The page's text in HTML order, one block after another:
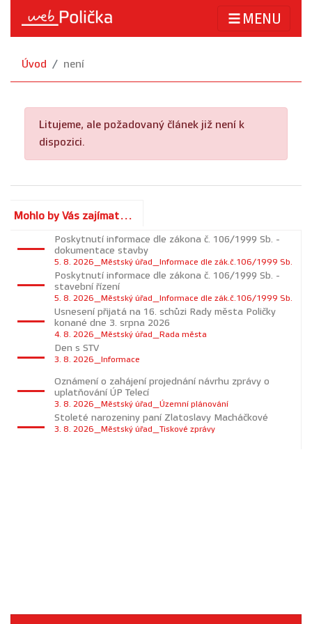
MENU
Úvod není
Litujeme, ale požadovaný článek již není k
dispozici.
Mohlo by Vás zajímat...
Poskytnutí informace dle zákona č. 106/1999 Sb. -
dokumentace stavby
5. 8. 2026_Městský úřad_Informace dle zák.č.106/1999 Sb.
Poskytnutí informace dle zákona č. 106/1999 Sb. -
stavební řízení
5. 8. 2026_Městský úřad_Informace dle zák.č.106/1999 Sb.
Usnesení přijatá na 16. schůzi Rady města Poličky
konané dne 3. srpna 2026
4. 8. 2026_Městský úřad_Rada města
Den s STV
3. 8. 2026_Informace
Oznámení o zahájení projednání návrhu zprávy o
uplatňování ÚP Telecí
3. 8. 2026_Městský úřad_Územní plánování
Stoleté narozeniny paní Zlatoslavy Macháčkové
3. 8. 2026_Městský úřad_Tiskové zprávy